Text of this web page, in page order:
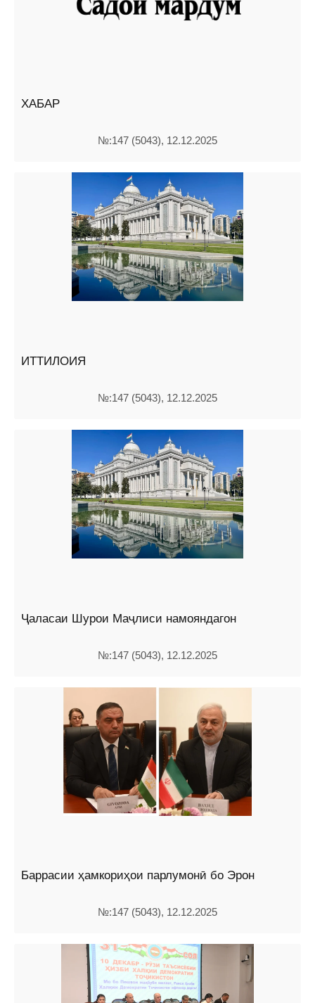
ХАБАР
№:147 (5043), 12.12.2025
ИТТИЛОИЯ
№:147 (5043), 12.12.2025
Ҷаласаи Шурои Маҷлиси намояндагон
№:147 (5043), 12.12.2025
Баррасии ҳамкориҳои парлумонӣ бо Эрон
№:147 (5043), 12.12.2025